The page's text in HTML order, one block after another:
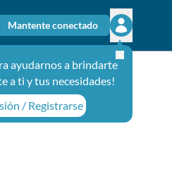
el idioma
de búsqueda
Mantente conectado
Abrir el
ayudarnos a brindarte
a ti y tus necesidades!
/ Registrarse